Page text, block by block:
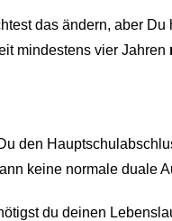
das ändern, aber
mindestens vier Jahren
den
keine normale duale
du deinen